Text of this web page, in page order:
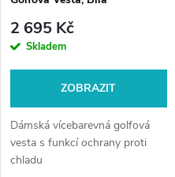
2 695 Kč
Skladem
ZOBRAZIT
Dámská vícebarevná golfová
vesta s funkcí ochrany proti
chladu